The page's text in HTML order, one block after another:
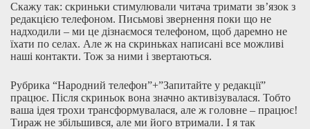
Скажу так: скриньки стимулювали читача тримати зв’язок з
редакцією телефоном. Письмові звернення поки що не
надходили – ми це дізнаємося телефоном, щоб даремно не
їхати по селах. Але ж на скриньках написані все можливі
наші контакти. Тож за ними і звертаються.
Рубрика “Народний телефон”+”Запитайте у редакції”
працює. Після скриньок вона значно активізувалася. Тобто
ваша ідея трохи трансформувалася, але ж головне – працює!
Тираж не збільшився, але ми його втримали. І я так